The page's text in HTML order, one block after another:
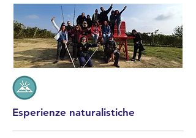
Esperienze naturalistiche